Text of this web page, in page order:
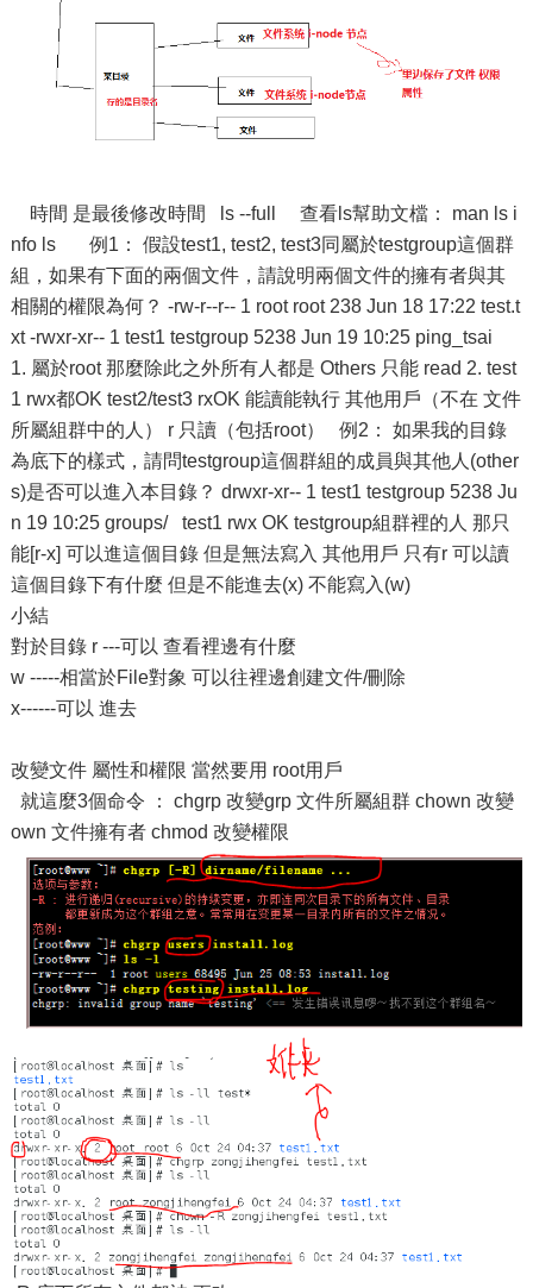
時間 是最後修改時間 ls --full 查看ls幫助文檔： man ls i
nfo ls 例1： 假設test1, test2, test3同屬於testgroup這個群
組，如果有下面的兩個文件，請說明兩個文件的擁有者與其
相關的權限為何？ -rw-r--r-- 1 root root 238 Jun 18 17:22 test.t
xt -rwxr-xr-- 1 test1 testgroup 5238 Jun 19 10:25 ping_tsai
1. 屬於root 那麼除此之外所有人都是 Others 只能 read 2. test
1 rwx都OK test2/test3 rxOK 能讀能執行 其他用戶（不在 文件
所屬組群中的人） r 只讀（包括root） 例2： 如果我的目錄
為底下的樣式，請問testgroup這個群組的成員與其他人(other
s)是否可以進入本目錄？ drwxr-xr-- 1 test1 testgroup 5238 Ju
n 19 10:25 groups/ test1 rwx OK testgroup組群裡的人 那只
能[r-x] 可以進這個目錄 但是無法寫入 其他用戶 只有r 可以讀
這個目錄下有什麼 但是不能進去(x) 不能寫入(w)
小結
對於目錄 r ---可以 查看裡邊有什麼
w -----相當於File對象 可以往裡邊創建文件/刪除
x------可以 進去
改變文件 屬性和權限 當然要用 root用戶
就這麼3個命令 ： chgrp 改變grp 文件所屬組群 chown 改變
own 文件擁有者 chmod 改變權限